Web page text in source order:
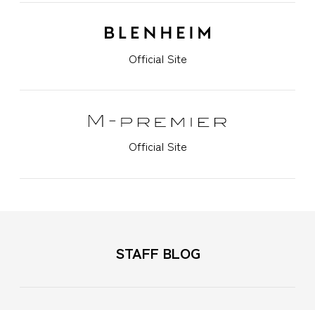
Official Site
Official Site
STAFF BLOG